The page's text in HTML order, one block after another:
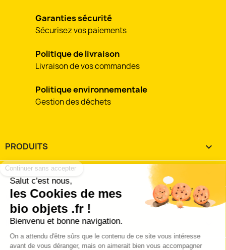
Garanties sécurité
Sécurisez vos paiements
Politique de livraison
Livraison de vos commandes
Politique environnementale
Gestion des déchets
PRODUITS 
NOTRE SOCIÉTÉ
VOTRE COMPTE 
INFORMATIONS
J'accepte lesconditions utilisation et de vente
Salut c'est nous,
les Cookies de mes
bio objets .fr !
Bienvenu et bonne navigation.
On a attendu d'être sûrs que le contenu de ce site vous intéresse
avant de vous déranger, mais on aimerait bien vous accompagner